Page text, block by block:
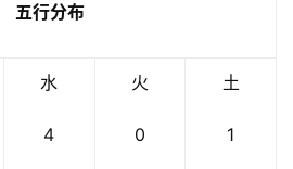
五行分布
水
4
火
0
土
1